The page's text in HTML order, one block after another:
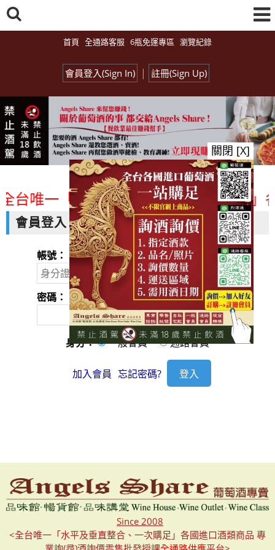
首頁 全通路客服 6瓶免運專區 瀏覽紀錄
會員登入(Sign In) | 註冊(Sign Up)
台唯一「水平及垂直整合、一次購足」
會員登入
帳號：
密碼：
身分： 一般會員 通路會員
加入會員 忘記密碼?
Since 2008
<全台唯一「水平及垂直整合、一次購足」各國進口酒類商品 專
關閉 [X]